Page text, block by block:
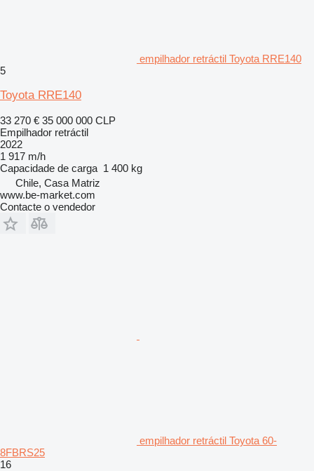
empilhador retráctil Toyota RRE140
5
Toyota RRE140
33 270 € 35 000 000 CLP
Empilhador retráctil
2022
1 917 m/h
Capacidade de carga 1 400 kg
Chile, Casa Matriz
www.be-market.com
Contacte o vendedor
empilhador retráctil Toyota 60-
8FBRS25
16